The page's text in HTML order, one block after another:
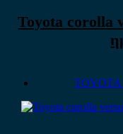
Toyota corolla
TOYOTA